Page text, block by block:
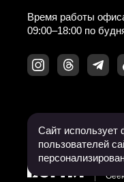
Время работы
09:00–18:00 по
Сайт использует
пользователей